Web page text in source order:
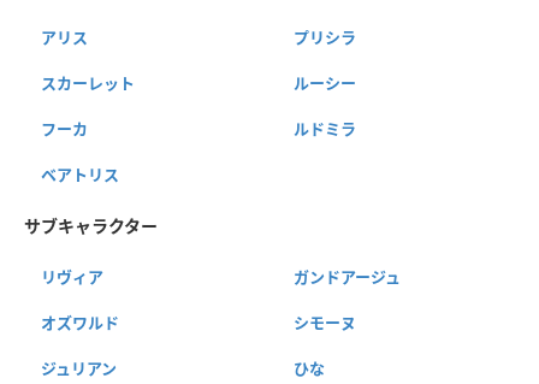
アリス プリシラ
スカーレット ルーシー
フーカ ルドミラ
ベアトリス
サブキャラクター
リヴィア ガンドアージュ
オズワルド シモーヌ
ジュリアン ひな